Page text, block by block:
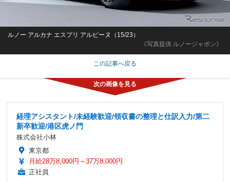
《写真提供 ルノージャポン》
ルノー アルカナ エスプリ アルピーヌ（15/23）
この記事へ戻る
経理アシスタント/未経験歓迎/領収書の整理と仕訳入力/第二
新卒歓迎/港区虎ノ門
株式会社小林
東京都
月給28万8,000円～37万8,000円
正社員